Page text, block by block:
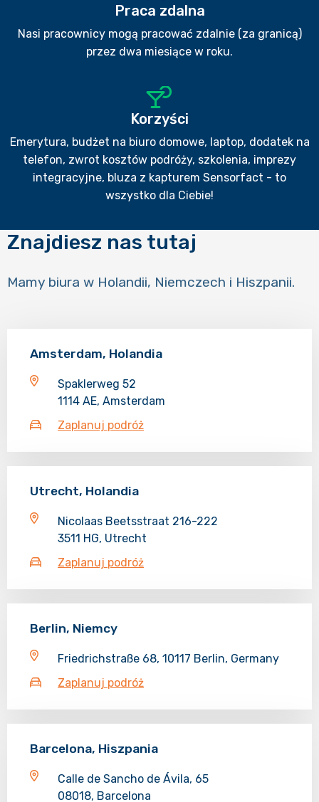
Praca zdalna
Nasi pracownicy mogą pracować zdalnie (za granicą)
przez dwa miesiące w roku.
Korzyści
Emerytura, budżet na biuro domowe, laptop, dodatek na
telefon, zwrot kosztów podróży, szkolenia, imprezy
integracyjne, bluza z kapturem Sensorfact - to
wszystko dla Ciebie!
Znajdiesz nas tutaj
Mamy biura w Holandii, Niemczech i Hiszpanii.
Amsterdam, Holandia
Spaklerweg 52
1114 AE, Amsterdam
Zaplanuj podróż
Utrecht, Holandia
Nicolaas Beetsstraat 216-222
3511 HG, Utrecht
Zaplanuj podróż
Berlin, Niemcy
Friedrichstraße 68, 10117 Berlin, Germany
Zaplanuj podróż
Barcelona, Hiszpania
Calle de Sancho de Ávila, 65
08018, Barcelona